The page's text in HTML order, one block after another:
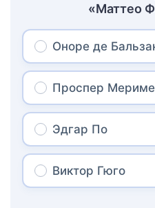
«Маттео
Оноре де
Проспер Мериме
Эдгар По
Виктор Гюго